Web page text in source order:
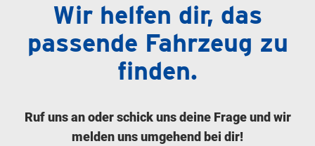
Wir helfen dir, das
passende Fahrzeug zu
finden.
Ruf uns an oder schick uns deine Frage und wir
melden uns umgehend bei dir!